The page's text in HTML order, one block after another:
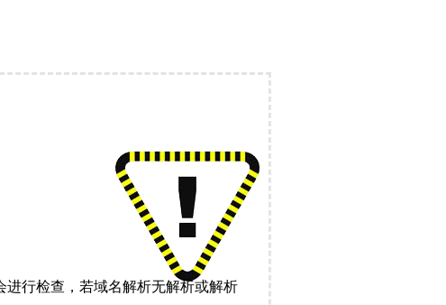
行检查，若域名解析无解析或解析